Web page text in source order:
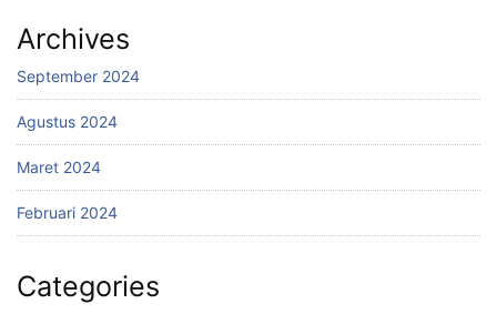
Archives
September 2024
Agustus 2024
Maret 2024
Februari 2024
Categories